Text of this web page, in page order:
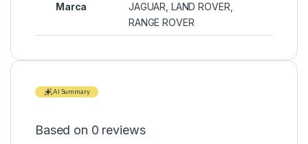
Marca JAGUAR LAND ROVER
RANGE ROVER
AI Summary
Based on 0 reviews